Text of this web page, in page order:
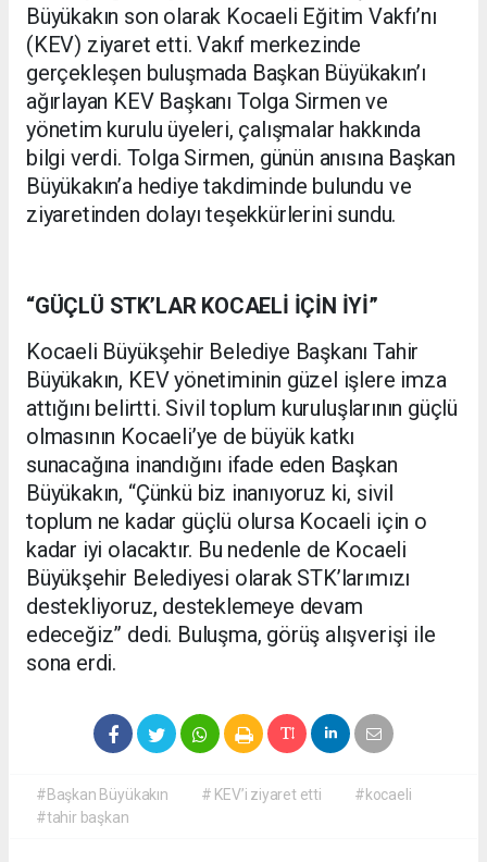
Büyükakın son olarak Kocaeli Eğitim Vakfı’nı
(KEV) ziyaret etti. Vakıf merkezinde
gerçekleşen buluşmada Başkan Büyükakın’ı
ağırlayan KEV Başkanı Tolga Sirmen ve
yönetim kurulu üyeleri, çalışmalar hakkında
bilgi verdi. Tolga Sirmen, günün anısına Başkan
Büyükakın’a hediye takdiminde bulundu ve
ziyaretinden dolayı teşekkürlerini sundu.
“GÜÇLÜ STK’LAR KOCAELİ İÇİN İYİ”
Kocaeli Büyükşehir Belediye Başkanı Tahir
Büyükakın, KEV yönetiminin güzel işlere imza
attığını belirtti. Sivil toplum kuruluşlarının güçlü
olmasının Kocaeli’ye de büyük katkı
sunacağına inandığını ifade eden Başkan
Büyükakın, “Çünkü biz inanıyoruz ki, sivil
toplum ne kadar güçlü olursa Kocaeli için o
kadar iyi olacaktır. Bu nedenle de Kocaeli
Büyükşehir Belediyesi olarak STK’larımızı
destekliyoruz, desteklemeye devam
edeceğiz” dedi. Buluşma, görüş alışverişi ile
sona erdi.
#Başkan Büyükakın # KEV’i ziyaret etti
#kocaeli
#tahir başkan